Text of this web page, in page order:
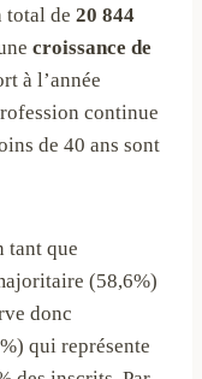
total de 20 844
croissance de
à l’année
continue
de 40 ans sont
tant que
(58,6%)
donc
qui représente